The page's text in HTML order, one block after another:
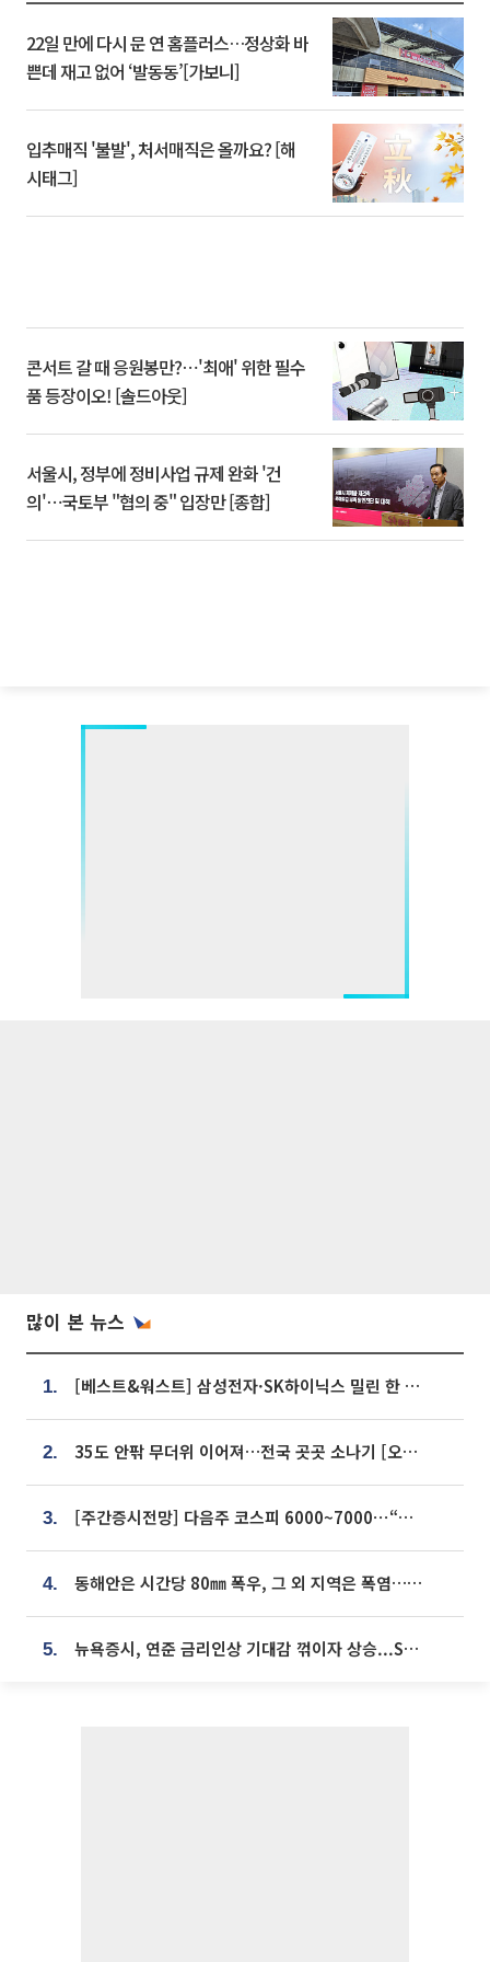
22일 만에 다시 문 연 홈플러스…정상화 바
쁜데 재고 없어 ‘발동동’[가보니]
입추매직 '불발', 처서매직은 올까요? [해
시태그]
콘서트 갈 때 응원봉만?⋯'최애' 위한 필수
품 등장이오! [솔드아웃]
서울시, 정부에 정비사업 규제 완화 '건
의'⋯국토부 "협의 중" 입장만 [종합]
많이 본 뉴스
1. [베스트&워스트] 삼성전자·SK하이닉스 밀린 한 주…상상인증권은 85% 급등
2. 35도 안팎 무더위 이어져…전국 곳곳 소나기 [오늘 날씨]
3. [주간증시전망] 다음주 코스피 6000~7000⋯“外人 수급은 정책이 변수”
4. 동해안은 시간당 80㎜ 폭우, 그 외 지역은 폭염…‘극과 극 날씨’
5. 뉴욕증시, 연준 금리인상 기대감 꺾이자 상승...S&P500 사상 최고치 [종합]